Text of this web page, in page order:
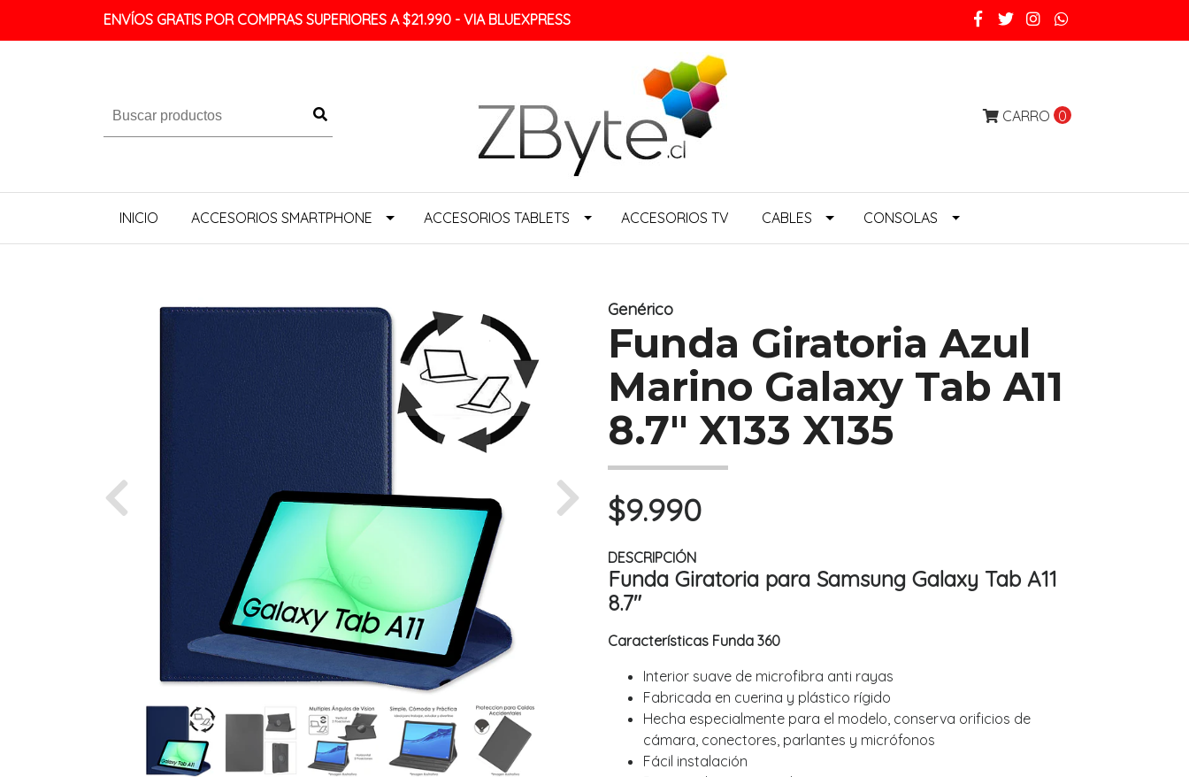
ENVÍOS GRATIS POR COMPRAS SUPERIORES A $21.990 - VIA BLUEXPRESS
CARRO 0
INICIO ACCESORIOS SMARTPHONE ACCESORIOS TABLETS ACCESORIOS TV CABLES CONSOLAS
Previous Next
Genérico
Funda Giratoria Azul
Marino Galaxy Tab A11
8.7" X133 X135
$9.990
DESCRIPCIÓN
Funda Giratoria para Samsung Galaxy Tab A11
8.7"
Características Funda 360
Interior suave de microfibra anti rayas
Fabricada en cuerina y plástico rígido
Hecha especialmente para el modelo, conserva orificios de
cámara, conectores, parlantes y micrófonos
Fácil instalación